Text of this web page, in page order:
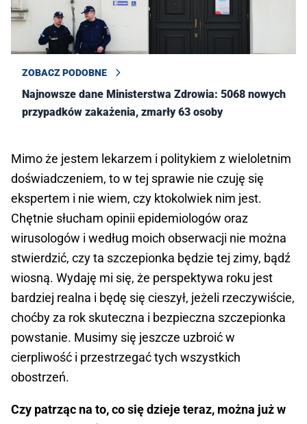
ZOBACZ PODOBNE
Najnowsze dane Ministerstwa Zdrowia: 5068 nowych
przypadków zakażenia, zmarły 63 osoby
Mimo że jestem lekarzem i politykiem z wieloletnim
doświadczeniem, to w tej sprawie nie czuję się
ekspertem i nie wiem, czy ktokolwiek nim jest.
Chętnie słucham opinii epidemiologów oraz
wirusologów i według moich obserwacji nie można
stwierdzić, czy ta szczepionka będzie tej zimy, bądź
wiosną. Wydaję mi się, że perspektywa roku jest
bardziej realna i będę się cieszył, jeżeli rzeczywiście,
choćby za rok skuteczna i bezpieczna szczepionka
powstanie. Musimy się jeszcze uzbroić w
cierpliwość i przestrzegać tych wszystkich
obostrzeń.
Czy patrząc na to, co się dzieje teraz, można już w